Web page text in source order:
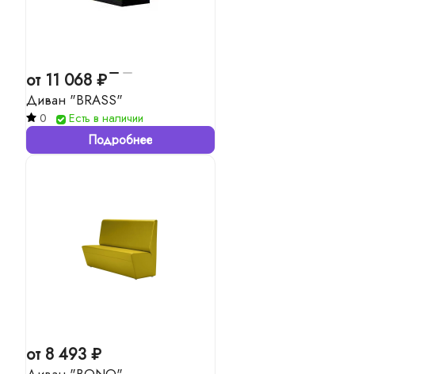
от 11 068 ₽
Диван "BRASS"
0 Есть в наличии
Подробнее
от 8 493 ₽